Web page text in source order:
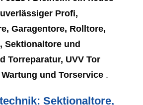
Profi,
Garagentore, Rolltore,
Sektionaltore und
Torreparatur, UVV Tor
und Torservice .
Sektionaltore,